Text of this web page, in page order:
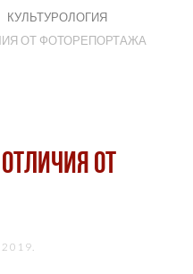
КУЛЬТУРОЛОГИЯ
ОТ ФОТОРЕПОРТАЖА
ОТ
.